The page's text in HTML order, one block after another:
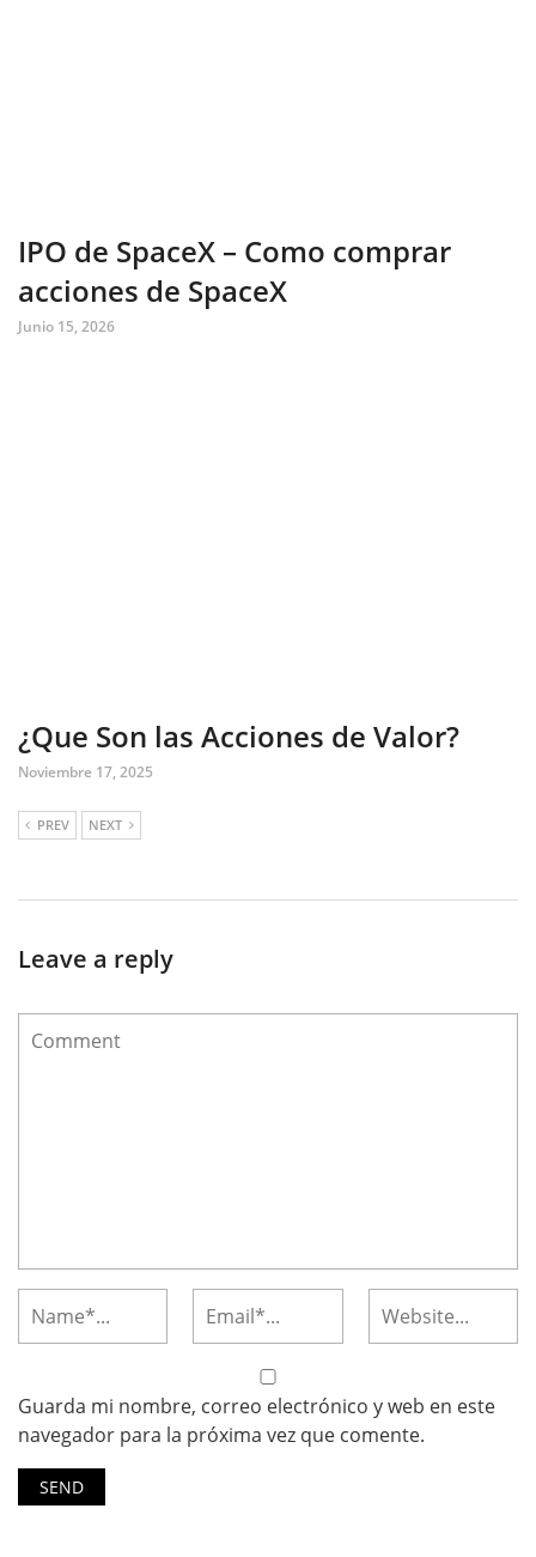
IPO de SpaceX – Como comprar
acciones de SpaceX
Junio 15, 2026
¿Que Son las Acciones de Valor?
Noviembre 17, 2025
PREV NEXT
Leave a reply
Guarda mi nombre, correo electrónico y web en este
navegador para la próxima vez que comente.